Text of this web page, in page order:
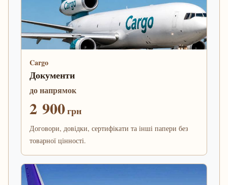
Cargo
Документи
до напрямок
2 900грн
Договори, довідки, сертифікати та інші папери без
товарної цінності.